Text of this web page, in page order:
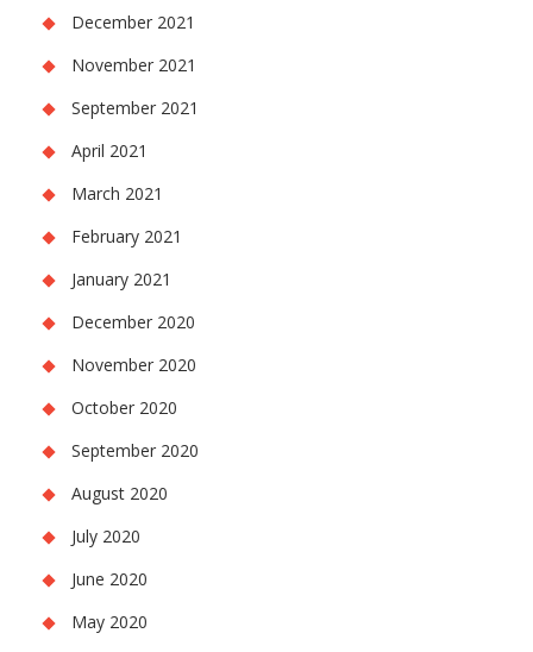
December 2021
November 2021
September 2021
April 2021
March 2021
February 2021
January 2021
December 2020
November 2020
October 2020
September 2020
August 2020
July 2020
June 2020
May 2020